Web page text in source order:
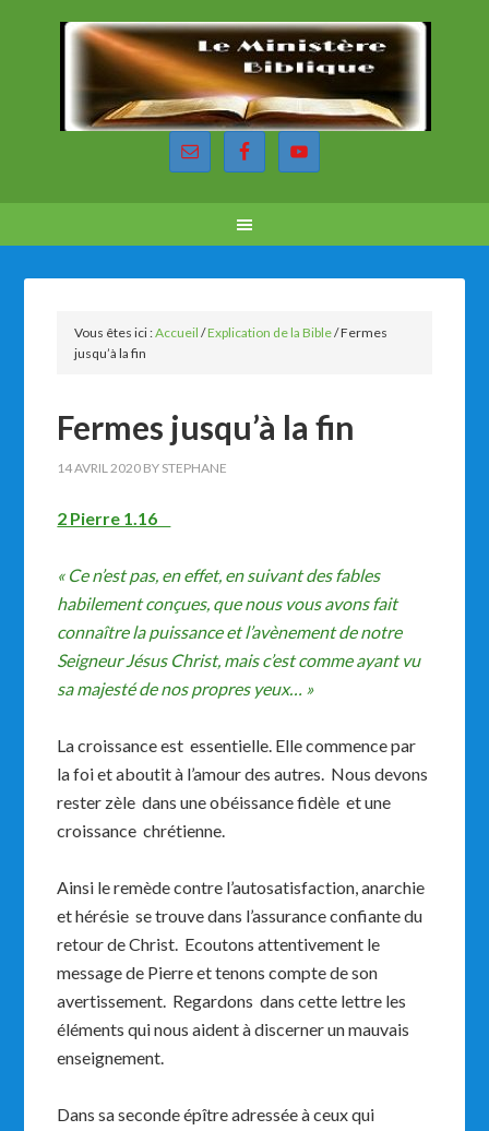
Vous êtes ici :Accueil /Explication de la Bible/Fermes
jusqu’à la fin
Fermes jusqu’à la fin
14 AVRIL 2020 BY STEPHANE
2 Pierre 1.16
« Ce n’est pas, en effet, en suivant des fables
habilement conçues, que nous vous avons fait
connaître la puissance et l’avènement de notre
Seigneur Jésus Christ, mais c’est comme ayant vu
sa majesté de nos propres yeux… »
La croissance est essentielle. Elle commence par
la foi et aboutit à l’amour des autres. Nous devons
rester zèle dans une obéissance fidèle et une
croissance chrétienne.
Ainsi le remède contre l’autosatisfaction, anarchie
et hérésie se trouve dans l’assurance confiante du
retour de Christ. Ecoutons attentivement le
message de Pierre et tenons compte de son
avertissement. Regardons dans cette lettre les
éléments qui nous aident à discerner un mauvais
enseignement.
Dans sa seconde épître adressée à ceux qui